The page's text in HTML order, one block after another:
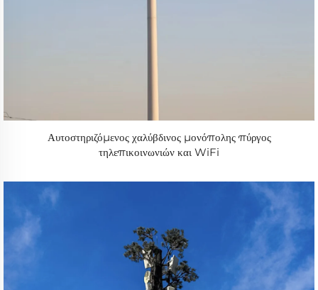
Αυτοστηριζόμενος χαλύβδινος μονόπολης πύργος
τηλεπικοινωνιών και WiFi